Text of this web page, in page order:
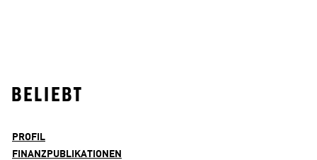
BELIEBT
PROFIL
FINANZPUBLIKATIONEN